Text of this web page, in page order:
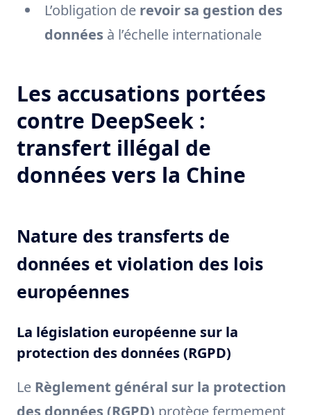
L’obligation de revoir sa gestion des
données à l’échelle internationale
Les accusations portées
contre DeepSeek :
transfert illégal de
données vers la Chine
Nature des transferts de
données et violation des lois
européennes
La législation européenne sur la
protection des données (RGPD)
Le Règlement général sur la protection